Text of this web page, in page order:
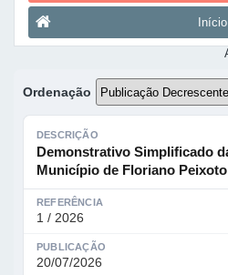
Início
Ordenação
DESCRIÇÃO
Demonstrativo Simplificado
Município de Floriano Peixoto
REFERÊNCIA
1 / 2026
PUBLICAÇÃO
20/07/2026